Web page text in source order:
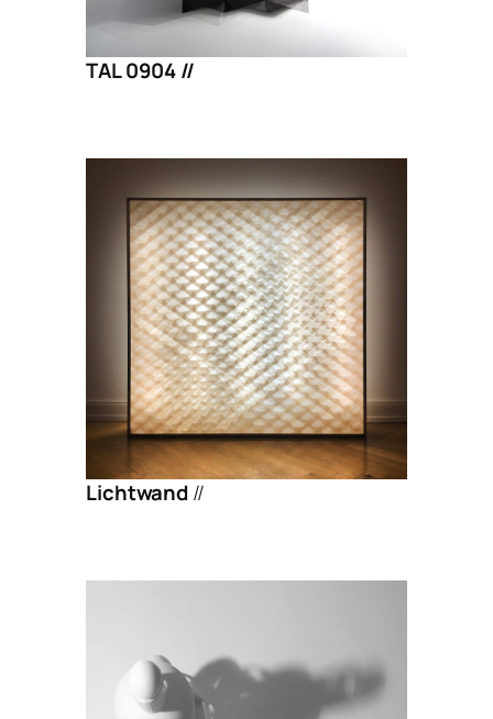
TAL 0904 //
Lichtwand//